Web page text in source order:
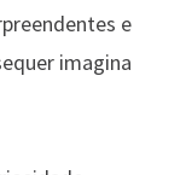
e
imagina